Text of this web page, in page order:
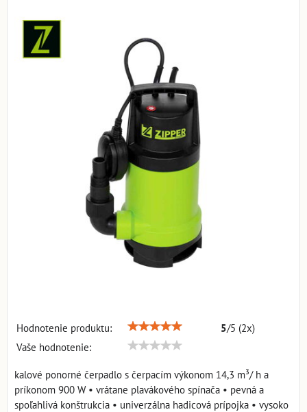
Hodnotenie produktu: 5/5 (2x)
Vaše hodnotenie:
kalové ponorné čerpadlo s čerpacím výkonom 14,3 m³/ h a
príkonom 900 W • vrátane plavákového spínača • pevná a
spoľahlivá konštrukcia • univerzálna hadicová prípojka • vysoko